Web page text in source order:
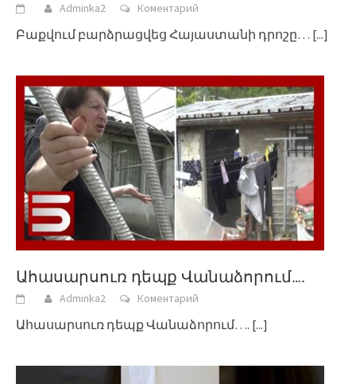
Adminka2 Коментарий
Բաքվում բարձրացվեց Հայաստանի դրոշը… [...]
Ահասարսուռ դեպք Վանաձորում….
Adminka2 Коментарий
Ահասարսուռ դեպք Վանաձորում…. [...]